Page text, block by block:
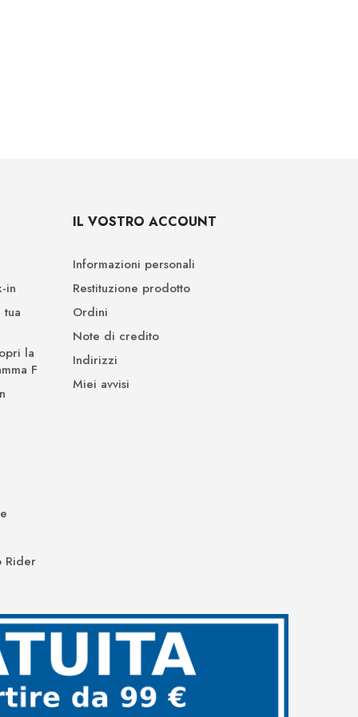
in
la
F
Rider
IL VOSTRO ACCOUNT
Informazioni personali
Restituzione prodotto
Ordini
Note di credito
Indirizzi
Miei avvisi